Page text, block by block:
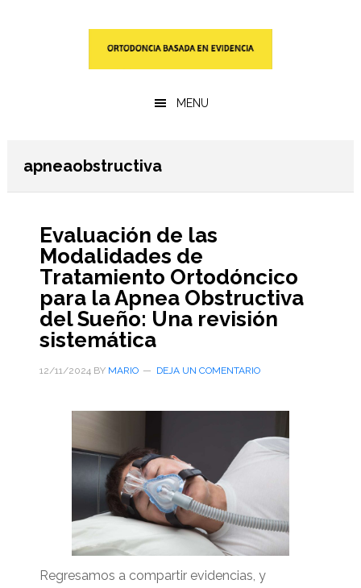
MENU
apneaobstructiva
Evaluación de las
Modalidades de
Tratamiento Ortodóncico
para la Apnea Obstructiva
del Sueño: Una revisión
sistemática
12/11/2024BY MARIO DEJA UN COMENTARIO
Regresamos a compartir evidencias, y